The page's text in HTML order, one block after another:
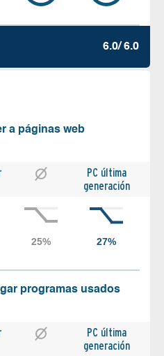
6.0/ 6.0
a páginas web
PC última
generación
programas usados
PC última
generación